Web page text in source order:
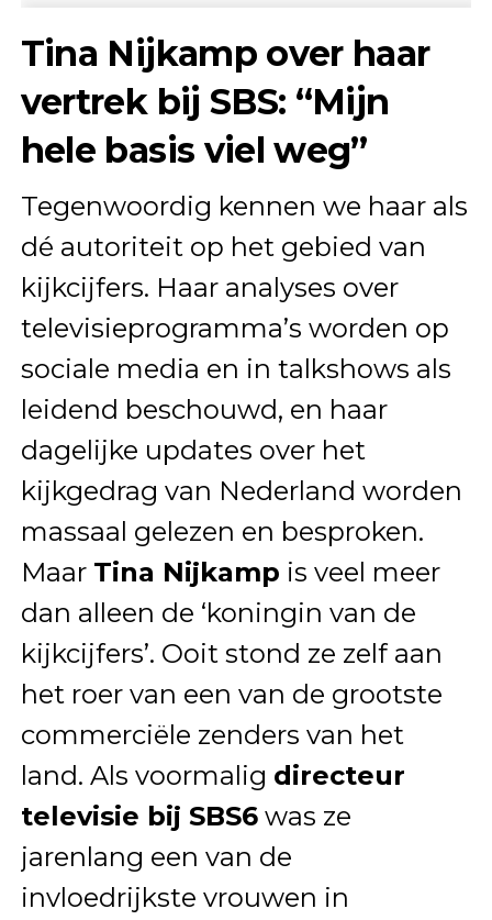
Tina Nijkamp over haar
vertrek bij SBS: “Mijn
hele basis viel weg”
Tegenwoordig kennen we haar als
dé autoriteit op het gebied van
kijkcijfers. Haar analyses over
televisieprogramma’s worden op
sociale media en in talkshows als
leidend beschouwd, en haar
dagelijke updates over het
kijkgedrag van Nederland worden
massaal gelezen en besproken.
Maar Tina Nijkamp is veel meer
dan alleen de ‘koningin van de
kijkcijfers’. Ooit stond ze zelf aan
het roer van een van de grootste
commerciële zenders van het
land. Als voormalig directeur
televisie bij SBS6was ze
jarenlang een van de
invloedrijkste vrouwen in